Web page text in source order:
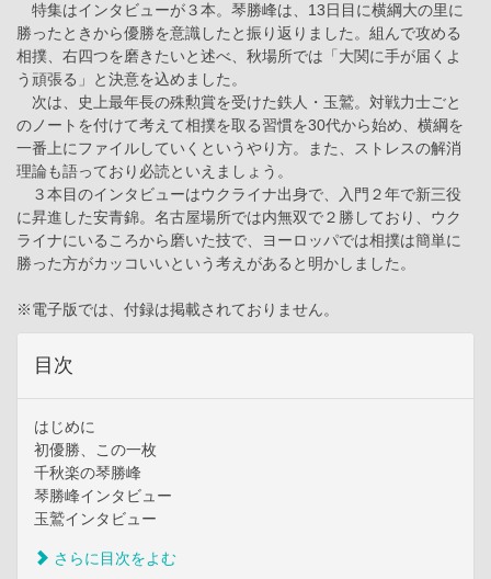
特集はインタビューが３本。琴勝峰は、13日目に横綱大の里に
勝ったときから優勝を意識したと振り返りました。組んで攻める
相撲、右四つを磨きたいと述べ、秋場所では「大関に手が届くよ
う頑張る」と決意を込めました。
次は、史上最年長の殊勲賞を受けた鉄人・玉鷲。対戦力士ごと
のノートを付けて考えて相撲を取る習慣を30代から始め、横綱を
一番上にファイルしていくというやり方。また、ストレスの解消
理論も語っており必読といえましょう。
３本目のインタビューはウクライナ出身で、入門２年で新三役
に昇進した安青錦。名古屋場所では内無双で２勝しており、ウク
ライナにいるころから磨いた技で、ヨーロッパでは相撲は簡単に
勝った方がカッコいいという考えがあると明かしました。
※電子版では、付録は掲載されておりません。
目次
はじめに
初優勝、この一枚
千秋楽の琴勝峰
琴勝峰インタビュー
玉鷲インタビュー
さらに目次をよむ